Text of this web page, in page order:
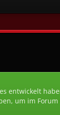
entwickelt
um im Forum